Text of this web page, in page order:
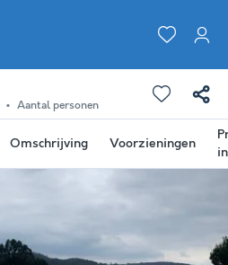
Aantal personen
Omschrijving Voorzieningen